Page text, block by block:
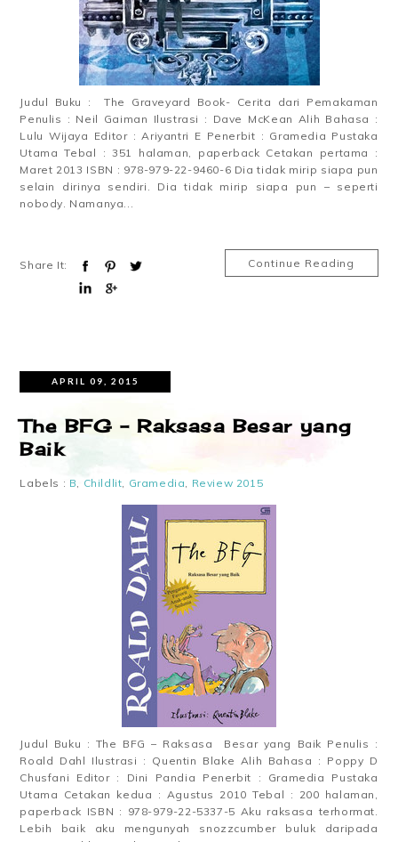
Judul Buku : The Graveyard Book- Cerita dari Pemakaman
Penulis : Neil Gaiman Ilustrasi : Dave McKean Alih Bahasa :
Lulu Wijaya Editor : Ariyantri E Penerbit : Gramedia Pustaka
Utama Tebal : 351 halaman, paperback Cetakan pertama :
Maret 2013 ISBN : 978-979-22-9460-6 Dia tidak mirip siapa pun
selain dirinya sendiri. Dia tidak mirip siapa pun – seperti
nobody. Namanya...
Share It: Continue Reading
APRIL 09, 2015
The BFG – Raksasa Besar yang
Baik
Labels : B Childlit Gramedia Review 2015
Judul Buku : The BFG – Raksasa Besar yang Baik Penulis :
Roald Dahl Ilustrasi : Quentin Blake Alih Bahasa : Poppy D
Chusfani Editor : Dini Pandia Penerbit : Gramedia Pustaka
Utama Cetakan kedua : Agustus 2010 Tebal : 200 halaman,
paperback ISBN : 978-979-22-5337-5 Aku raksasa terhormat.
Lebih baik aku mengunyah snozzcumber buluk daripada